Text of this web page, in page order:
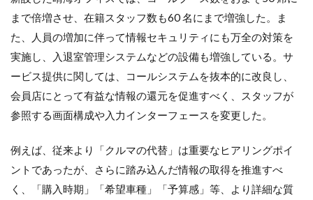
備･
の
増
強
2
の
「顧
析レ
まで倍増させ、在籍スタッフ数も60 名にまで増強した。ま
た、人員の増加に伴って情報セキュリティにも万全の対策を
実施し、入退室管理システムなどの設備も増強している。サ
ービス提供に関しては、コールシステムを抜本的に改良し、
会員店にとって有益な情報の還元を促進すべく、スタッフが
参照する画面構成や入力インターフェースを変更した。
例えば、従来より「クルマの代替」は重要なヒアリングポイ
ントであったが、さらに踏み込んだ情報の取得を推進すべ
く、「購入時期」「希望車種」「予算感」等、より詳細な質